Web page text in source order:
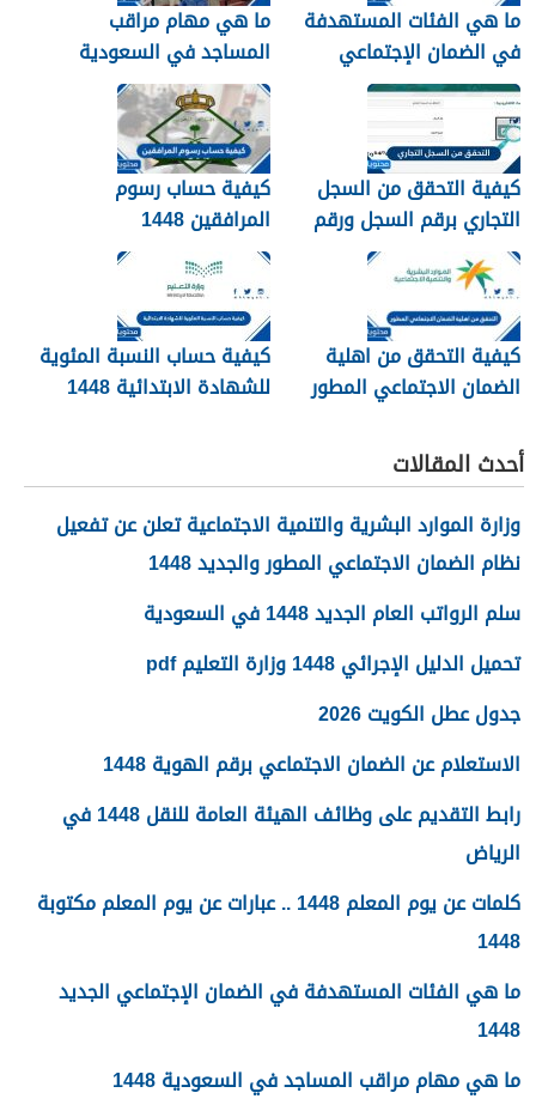
ما هي الفئات المستهدفة
في الضمان الإجتماعي
الجديد 1448
ما هي مهام مراقب
المساجد في السعودية
1448
كيفية التحقق من السجل
التجاري برقم السجل ورقم
الهوية 1448
كيفية حساب رسوم
المرافقين 1448
كيفية التحقق من اهلية
الضمان الاجتماعي المطور
كيفية حساب النسبة المئوية
للشهادة الابتدائية 1448
أحدث المقالات
وزارة الموارد البشرية والتنمية الاجتماعية تعلن عن تفعيل
نظام الضمان الاجتماعي المطور والجديد 1448
سلم الرواتب العام الجديد 1448 في السعودية
تحميل الدليل الإجرائي 1448 وزارة التعليم pdf
جدول عطل الكويت 2026
الاستعلام عن الضمان الاجتماعي برقم الهوية 1448
رابط التقديم على وظائف الهيئة العامة للنقل 1448 في
الرياض
كلمات عن يوم المعلم 1448 .. عبارات عن يوم المعلم مكتوبة
1448
ما هي الفئات المستهدفة في الضمان الإجتماعي الجديد
1448
ما هي مهام مراقب المساجد في السعودية 1448